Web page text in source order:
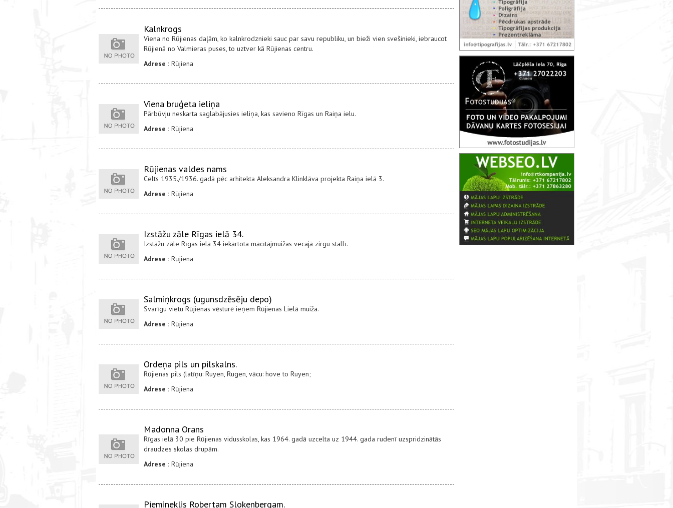
Kalnkrogs
Viena no Rūjienas daļām, ko kalnkrodznieki sauc par savu republiku, un bieži vien svešinieki, iebraucot
Rūjienā no Valmieras puses, to uztver kā Rūjienas centru.
Adrese : Rūjiena
Viena bruģeta ieliņa
Pārbūvju neskarta saglabājusies ieliņa, kas savieno Rīgas un Raiņa ielu.
Adrese : Rūjiena
Rūjienas valdes nams
Celts 1935./1936. gadā pēc arhitekta Aleksandra Klinklāva projekta Raiņa ielā 3.
Adrese : Rūjiena
Izstāžu zāle Rīgas ielā 34.
Izstāžu zāle Rīgas ielā 34 iekārtota mācītājmuižas vecajā zirgu stallī.
Adrese : Rūjiena
Salmiņkrogs (ugunsdzēsēju depo)
Svarīgu vietu Rūjienas vēsturē ieņem Rūjienas Lielā muiža.
Adrese : Rūjiena
Ordeņa pils un pilskalns.
Rūjienas pils (latīņu: Ruyen, Rugen, vācu: hove to Ruyen;
Adrese : Rūjiena
Madonna Orans
Rīgas ielā 30 pie Rūjienas vidusskolas, kas 1964. gadā uzcelta uz 1944. gada rudenī uzspridzinātās
draudzes skolas drupām.
Adrese : Rūjiena
Piemineklis Robertam Slokenbergam.